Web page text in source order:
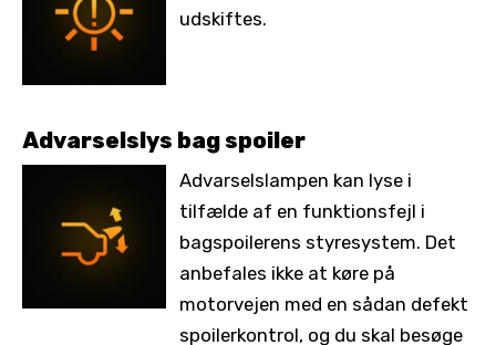
udskiftes.
Advarselslys bag spoiler
Advarselslampen kan lyse i
tilfælde af en funktionsfejl i
bagspoilerens styresystem. Det
anbefales ikke at køre på
motorvejen med en sådan defekt
spoilerkontrol, og du skal besøge